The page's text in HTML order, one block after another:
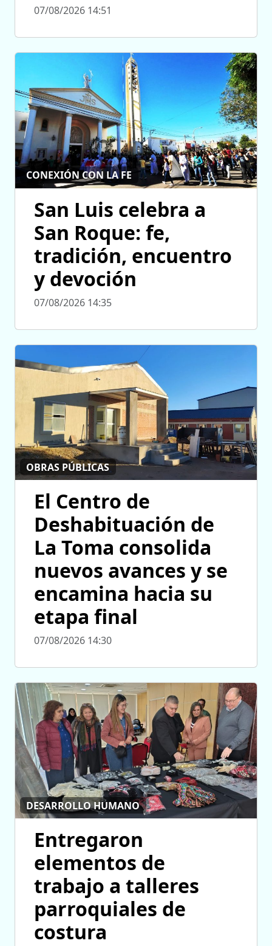
07/08/2026 14:51
CONEXIÓN CON LA FE
San Luis celebra a
San Roque: fe,
tradición, encuentro
y devoción
07/08/2026 14:35
OBRAS PÚBLICAS
El Centro de
Deshabituación de
La Toma consolida
nuevos avances y se
encamina hacia su
etapa final
07/08/2026 14:30
DESARROLLO HUMANO
Entregaron
elementos de
trabajo a talleres
parroquiales de
costura